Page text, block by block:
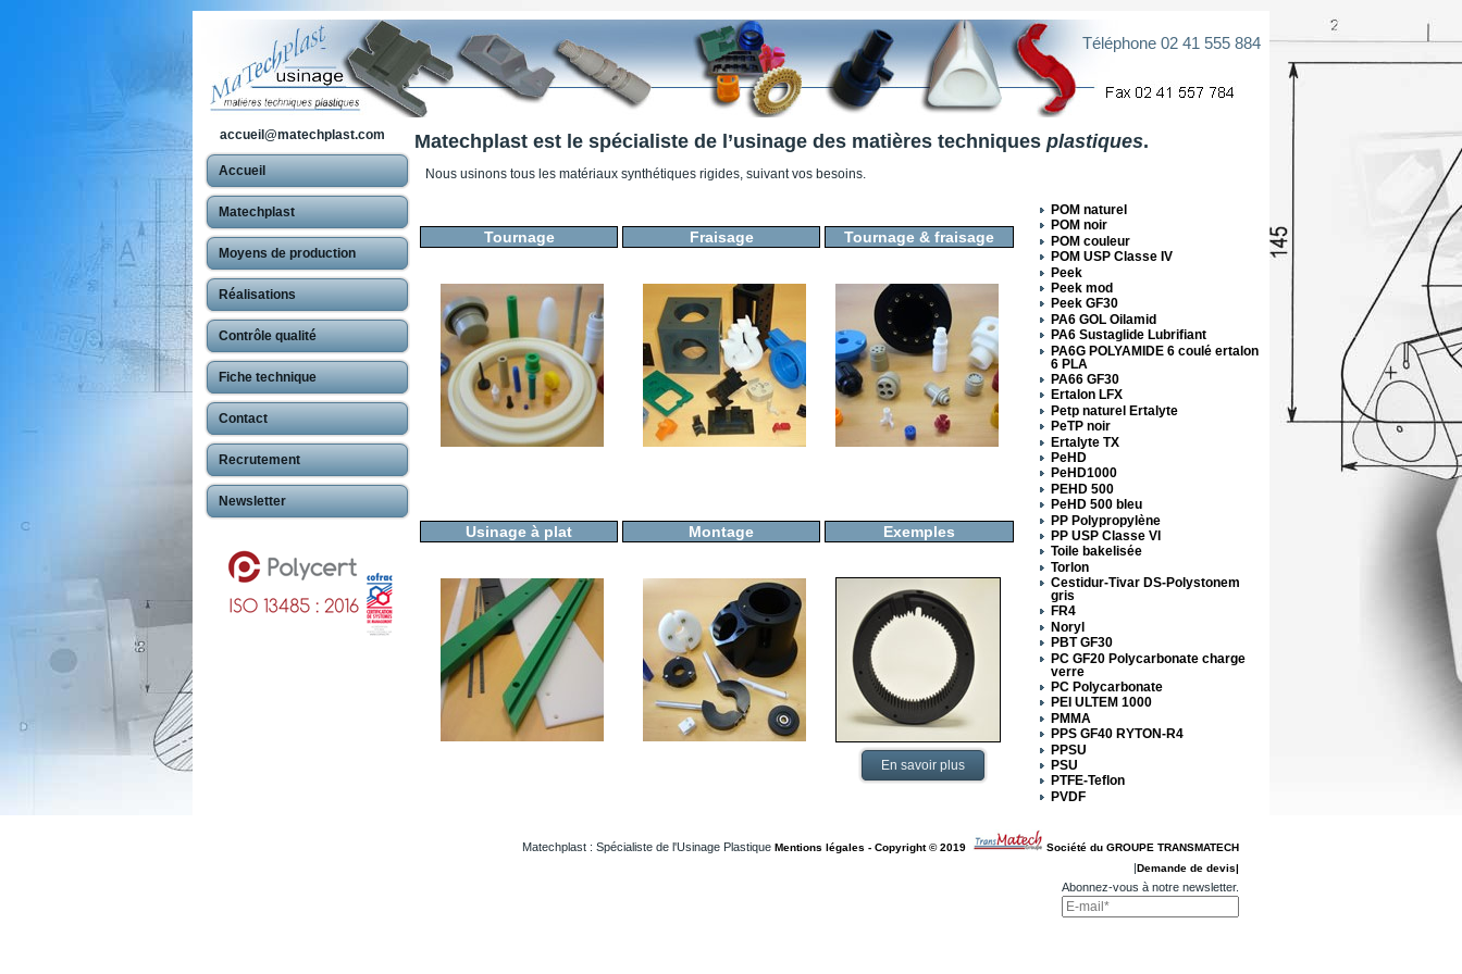
Téléphone 02 41 555 884
accueil@matechplast.com
Accueil
Matechplast
Moyens de production
Réalisations
Contrôle qualité
Fiche technique
Contact
Recrutement
Newsletter
Matechplast est le spécialiste de l’usinage des matières techniques plastiques.
Nous usinons tous les matériaux synthétiques rigides, suivant vos besoins.
Tournage Fraisage Tournage & fraisage
POM naturel
POM noir
POM couleur
POM USP Classe IV
Peek
Peek mod
Peek GF30
PA6 GOL Oilamid
PA6 Sustaglide Lubrifiant
PA6G POLYAMIDE 6 coulé ertalon
6 PLA
PA66 GF30
Ertalon LFX
Petp naturel Ertalyte
PeTP noir
Ertalyte TX
PeHD
PeHD1000
PEHD 500
PeHD 500 bleu
PP Polypropylène
PP USP Classe VI
Toile bakelisée
Torlon
Cestidur-Tivar DS-Polystonem
gris
FR4
Noryl
PBT GF30
PC GF20 Polycarbonate charge
verre
PC Polycarbonate
PEI ULTEM 1000
PMMA
PPS GF40 RYTON-R4
PPSU
PSU
PTFE-Teflon
PVDF
Usinage à plat Montage Exemples
En savoir plus
Matechplast : Spécialiste de l'Usinage Plastique Mentions légales - Copyright © 2019 Société du GROUPE TRANSMATECH
|Demande de devis|
Abonnez-vous à notre newsletter.